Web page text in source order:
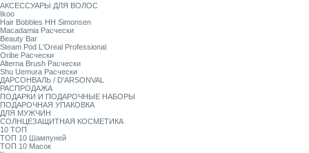
АКСЕССУАРЫ ДЛЯ ВОЛОС
Ikoo
Hair Bobbles HH Simonsen
Macadamia Расчески
Beauty Bar
Steam Pod L'Oreal Professional
Oribe Расчески
Alterna Brush Расчески
Shu Uemura Расчески
ДАРСОНВАЛЬ / D'ARSONVAL
РАСПРОДАЖА
ПОДАРКИ И ПОДАРОЧНЫЕ НАБОРЫ
ПОДАРОЧНАЯ УПАКОВКА
ДЛЯ МУЖЧИН
СОЛНЦЕЗАЩИТНАЯ КОСМЕТИКА
10 ТОП
ТОП 10 Шампуней
ТОП 10 Масок